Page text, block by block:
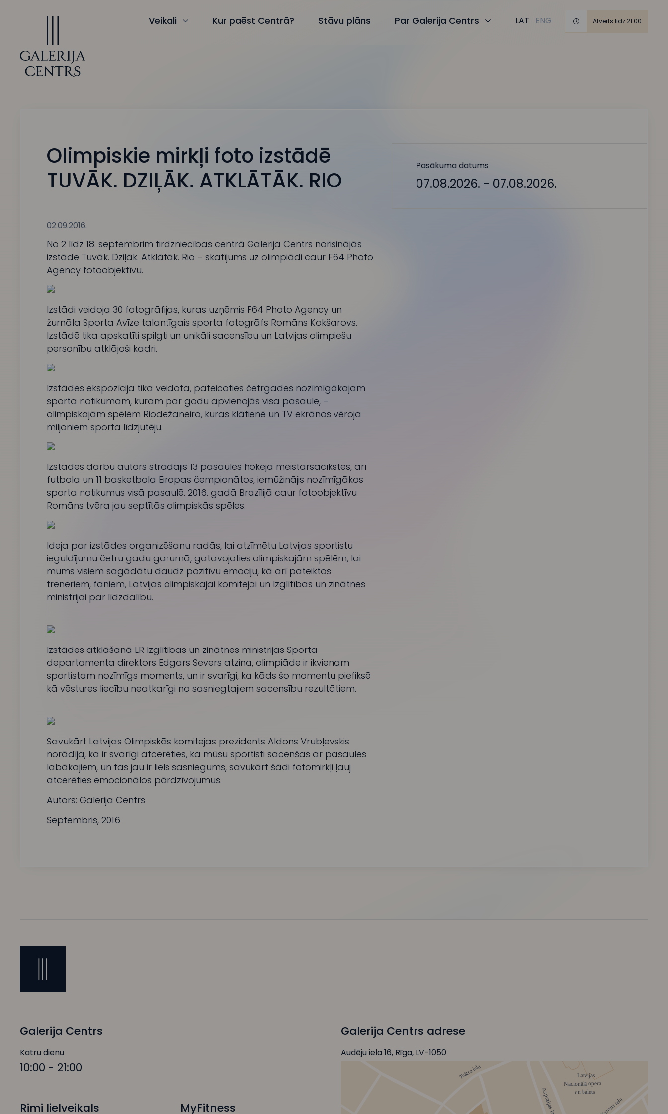
Veikali Kur paēst Centrā? Stāvu plāns Par Galerija Centrs LAT ENG Atvērts līdz 21:00
Olimpiskie mirkļi foto izstādē
TUVĀK. DZIĻĀK. ATKLĀTĀK. RIO
02.09.2016.
No 2 līdz 18. septembrim tirdzniecības centrā Galerija Centrs norisinājās
izstāde Tuvāk. Dziļāk. Atklātāk. Rio – skatījums uz olimpiādi caur F64 Photo
Agency fotoobjektīvu.
Izstādi veidoja 30 fotogrāfijas, kuras uzņēmis F64 Photo Agency un
žurnāla Sporta Avīze talantīgais sporta fotogrāfs Romāns Kokšarovs.
Izstādē tika apskatīti spilgti un unikāli sacensību un Latvijas olimpiešu
personību atklājoši kadri.
Izstādes ekspozīcija tika veidota, pateicoties četrgades nozīmīgākajam
sporta notikumam, kuram par godu apvienojās visa pasaule, –
olimpiskajām spēlēm Riodežaneiro, kuras klātienē un TV ekrānos vēroja
miljoniem sporta līdzjutēju.
Izstādes darbu autors strādājis 13 pasaules hokeja meistarsacīkstēs, arī
futbola un 11 basketbola Eiropas čempionātos, iemūžinājis nozīmīgākos
sporta notikumus visā pasaulē. 2016. gadā Brazīlijā caur fotoobjektīvu
Romāns tvēra jau septītās olimpiskās spēles.
Ideja par izstādes organizēšanu radās, lai atzīmētu Latvijas sportistu
ieguldījumu četru gadu garumā, gatavojoties olimpiskajām spēlēm, lai
mums visiem sagādātu daudz pozitīvu emociju, kā arī pateiktos
treneriem, faniem, Latvijas olimpiskajai komitejai un Izglītības un zinātnes
ministrijai par līdzdalību.
Izstādes atklāšanā LR Izglītības un zinātnes ministrijas Sporta
departamenta direktors Edgars Severs atzina, olimpiāde ir ikvienam
sportistam nozīmīgs moments, un ir svarīgi, ka kāds šo momentu piefiksē
kā vēstures liecību neatkarīgi no sasniegtajiem sacensību rezultātiem.
Savukārt Latvijas Olimpiskās komitejas prezidents Aldons Vrubļevskis
norādīja, ka ir svarīgi atcerēties, ka mūsu sportisti sacenšas ar pasaules
labākajiem, un tas jau ir liels sasniegums, savukārt šādi fotomirkļi ļauj
atcerēties emocionālos pārdzīvojumus.
Autors: Galerija Centrs
Septembris, 2016
Pasākuma datums
07.08.2026. - 07.08.2026.
Galerija Centrs
Katru dienu
10:00 - 21:00
Rimi lielveikals MyFitness
Galerija Centrs adrese
Audēju iela 16, Rīga, LV-1050